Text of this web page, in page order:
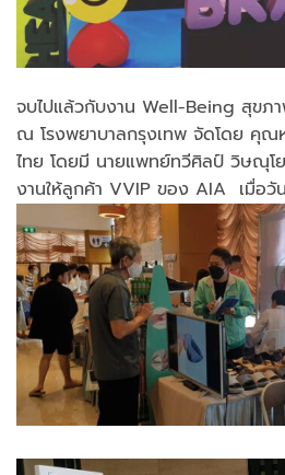
จบไปแล้วกับงาน Well-Being สุขภ
ณ โรงพยาบาลกรุงเทพ จัดโดย คุณ
ไทย โดยมี นายแพทย์ทวีศิลป์ วิษณุโ
งานให้ลูกค้า VVIP ของ AIA เมื่อ